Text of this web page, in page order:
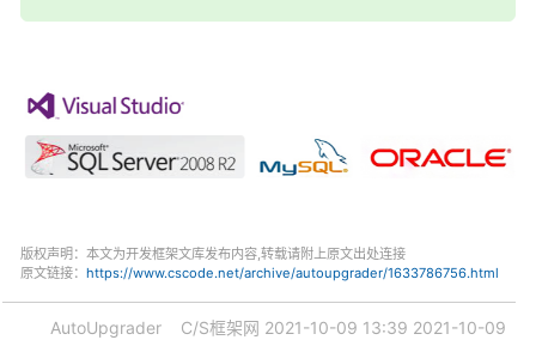
版权声明：本文为开发框架文库发布内容,转载请附上原文出处连接
原文链接： https://www.cscode.net/archive/autoupgrader/1633786756.html
AutoUpgrader C/S框架网 2021-10-09 13:39 2021-10-09